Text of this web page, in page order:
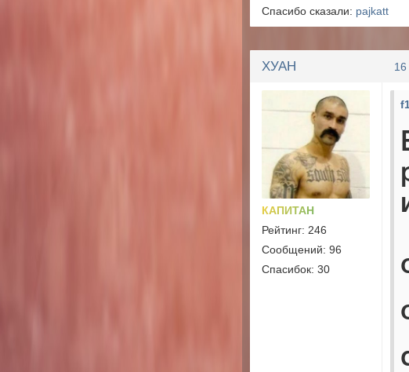
Спасибо сказали: pajkatt
ХУАН 16
КАПИТАН
Рейтинг: 246
Сообщений: 96
Спасибок: 30